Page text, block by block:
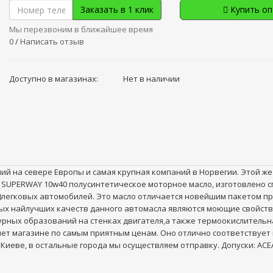
Заказать в 1 клик
Мы перезвоним в ближайшее время
Купить
0/ Написать отзыв
Доступно в магазинах: Нет в наличии
на севере Европы и самая крупная компаний в Норвегии. Этой
10w40 полусинтетическое моторное масло,
автомобилей. Это масло отличается новейшим пакетом
найлучших качеств данного автомасла являются моющие
образований на стенках двигателя,а также
магазине по самым приятным ценам. Оно отлично
в остальные города мы осуществляем отправку. Допуски: ACEA